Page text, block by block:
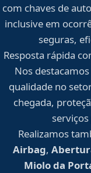
com chaves de
inclusive em
seguras,
Resposta rápida
Nos
qualidade no
chegada,
Realizamos
Airbag,
Miolo da